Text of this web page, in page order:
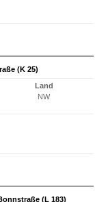
(K 25)
Land
NW
(L 183)